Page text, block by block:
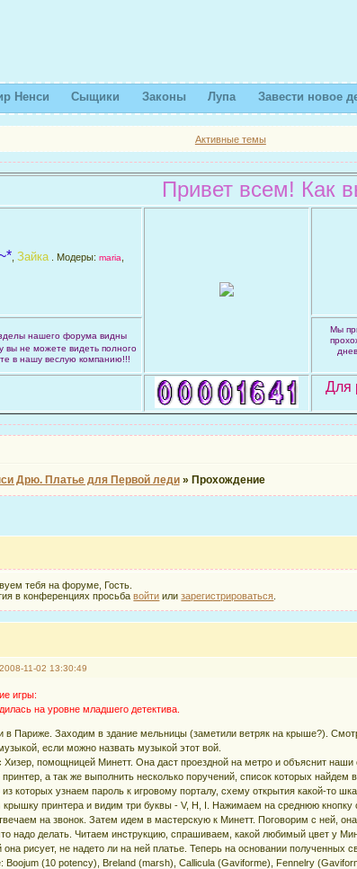
Ненси Сыщики Законы Лупа Завести новое
Активные темы
Привет всем! Как вы
Зайка. Модеры: maria
нашего форума видны
вы не можете видеть полного
в нашу веслую компанию!!!
Мы
Для
Дрю. Платье для Первой леди » Прохождение
тебя на форуме, Гость.
в конференциях просьбавойти илизарегистрироваться
2008-11-02 13:30:49
игры:
на уровне младшего детектива.
в Париже. Заходим в здание мельницы (заметили ветряк на крыше?).
если можно назвать музыкой этот вой.
Хизер, помощницей Минетт. Она даст проездной на метро и объяснит
а так же выполнить несколько поручений, список которых
которых узнаем пароль к игровому порталу, схему открытия какой-то
принтера и видим три буквы - V, H, I. Нажимаем на среднюю кнопку
на звонок. Затем идем в мастерскую к Минетт. Поговорим с ней,
надо делать. Читаем инструкцию, спрашиваем, какой любимый цвет у
она рисует, не надето ли на ней платье. Теперь на основании
Boojum (10 potency), Breland (marsh), Callicula (Gaviforme), Fennelry